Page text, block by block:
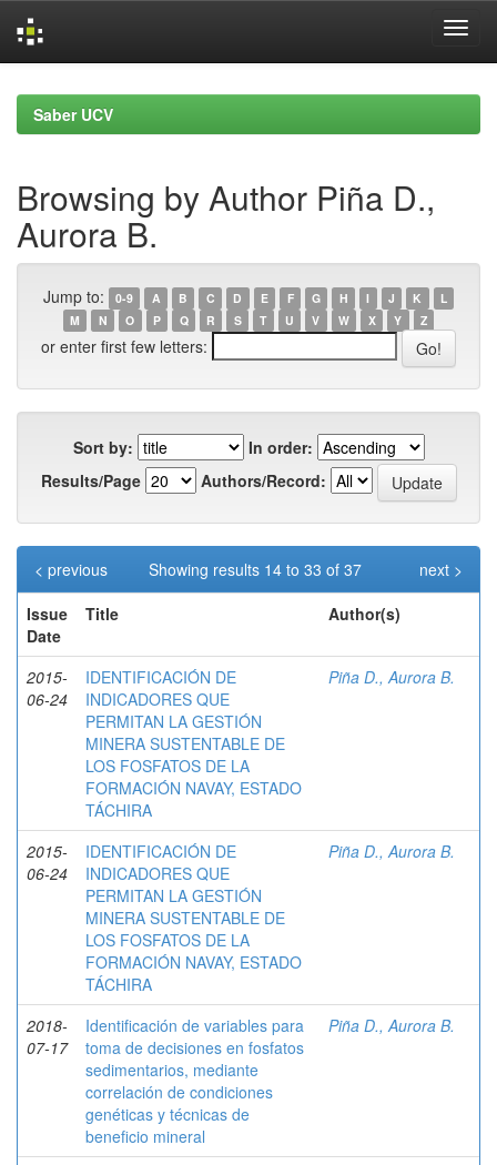
navigationSaber UCV
Browsing by Author Piña D.,
Aurora B.
Jump to: 0-9 A B C D E F G H I J K
L
M
N O P Q R S T U V W X Y Z
or enter first few letters:
Sort by:
In order:
Results/Page
Authors/Record:
Showing results 14 to 33 of 37
< previous
next >
Issue
Date
Title Author(s)
2015-
06-24
IDENTIFICACIÓN DE
INDICADORES QUE
PERMITAN LA GESTIÓN
MINERA SUSTENTABLE DE
LOS FOSFATOS DE LA
FORMACIÓN NAVAY, ESTADO
TÁCHIRA
Piña D., Aurora B.
2015-
06-24
IDENTIFICACIÓN DE
INDICADORES QUE
PERMITAN LA GESTIÓN
MINERA SUSTENTABLE DE
LOS FOSFATOS DE LA
FORMACIÓN NAVAY, ESTADO
TÁCHIRA
Piña D., Aurora B.
2018-
07-17
Identificación de variables para
toma de decisiones en fosfatos
sedimentarios, mediante
correlación de condiciones
genéticas y técnicas de
beneficio mineral
Piña D., Aurora B.